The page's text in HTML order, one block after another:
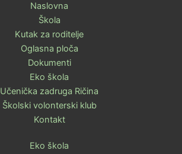
Naslovna
Škola
Kutak za roditelje
Oglasna ploča
Dokumenti
Eko škola
Učenička zadruga Ričina
Školski volonterski klub
Kontakt
Eko škola